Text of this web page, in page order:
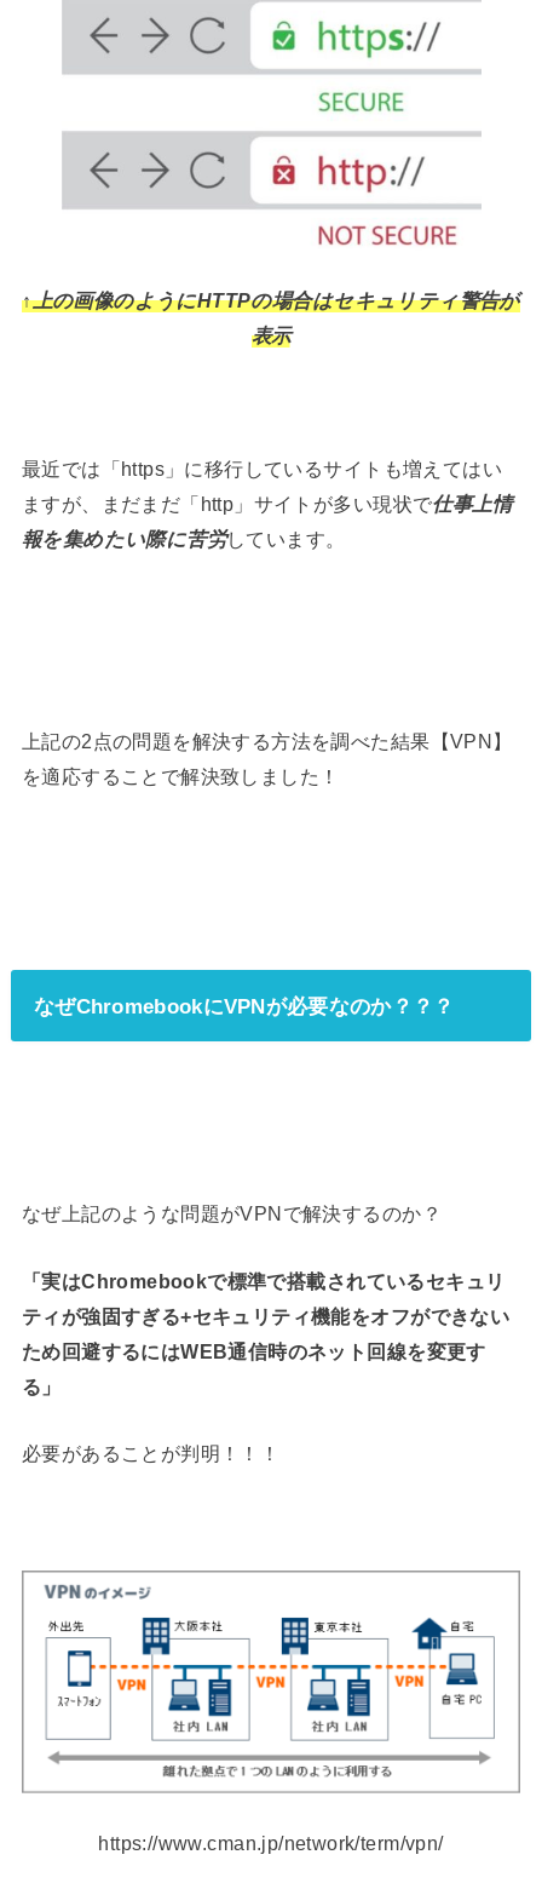
↑上の画像のようにHTTPの場合はセキュリティ警告が
表示
最近では「https」に移行しているサイトも増えてはい
ますが、まだまだ「http」サイトが多い現状で仕事上情
報を集めたい際に苦労しています。
上記の2点の問題を解決する方法を調べた結果【VPN】
を適応することで解決致しました！
なぜChromebookにVPNが必要なのか？？？
なぜ上記のような問題がVPNで解決するのか？
「実はChromebookで標準で搭載されているセキュリ
ティが強固すぎる+セキュリティ機能をオフができない
ため回避するにはWEB通信時のネット回線を変更す
る」
必要があることが判明！！！
https://www.cman.jp/network/term/vpn/